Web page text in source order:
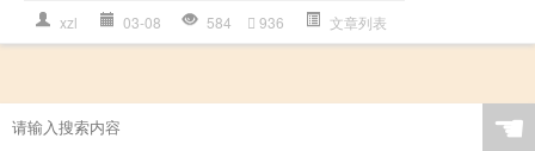
xzl 03-08 584 936 文章列表
☚